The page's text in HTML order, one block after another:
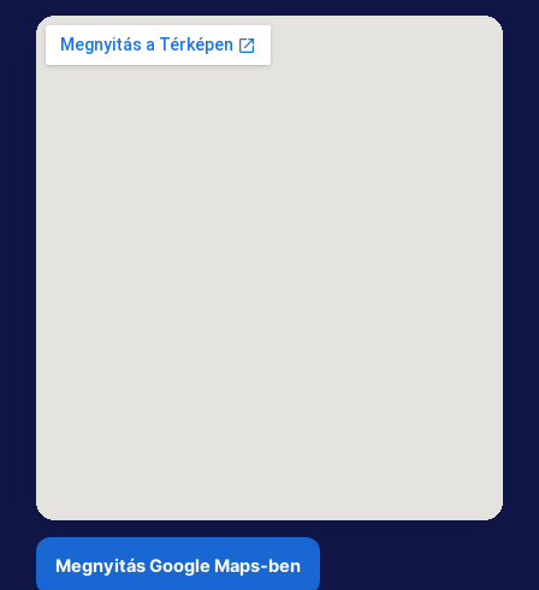
Megnyitás Google Maps-ben